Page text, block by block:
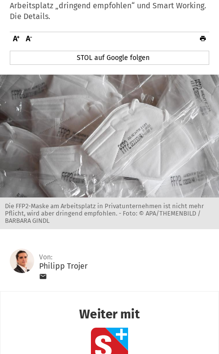
Arbeitsplatz „dringend empfohlen“ und Smart Working.
Die Details.
STOL auf Google folgen
Die FFP2-Maske am Arbeitsplatz in Privatunternehmen ist nicht mehr
Pflicht, wird aber dringend empfohlen. - Foto: © APA/THEMENBILD /
BARBARA GINDL
Von:
Philipp Trojer